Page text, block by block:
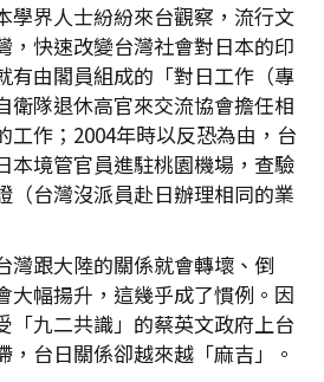
學界人士紛紛來台觀察，流行文
，快速改變台灣社會對日本的印
有由閣員組成的「對日工作（專
衛隊退休高官來交流協會擔任相
工作；2004年時以反恐為由，台
本境管官員進駐桃園機場，查驗
（台灣沒派員赴日辦理相同的業
灣跟大陸的關係就會轉壞、倒
大幅揚升，這幾乎成了慣例。因
「九二共識」的蔡英文政府上台
，台日關係卻越來越「麻吉」。